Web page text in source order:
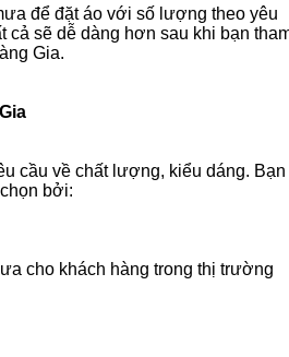
để đặt áo với số lượng theo yêu
cả sẽ dễ dàng hơn sau khi bạn
Gia.
cầu về chất lượng, kiểu dáng. Bạn
bởi:
cho khách hàng trong thị trường